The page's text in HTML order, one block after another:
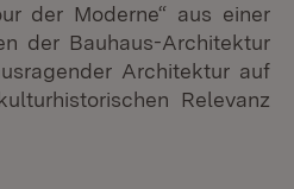
der Moderne“ aus einer
der Bauhaus-Architektur
Architektur auf
Relevanz